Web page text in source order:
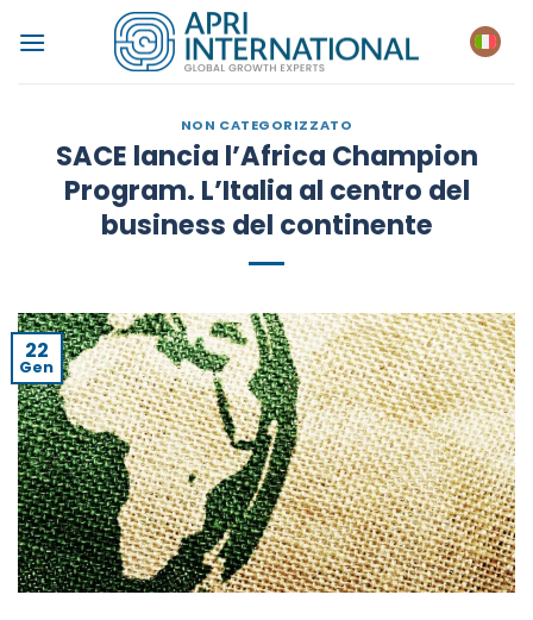
NON CATEGORIZZATO
SACE lancia l’Africa Champion
Program. L’Italia al centro del
business del continente
22
Gen